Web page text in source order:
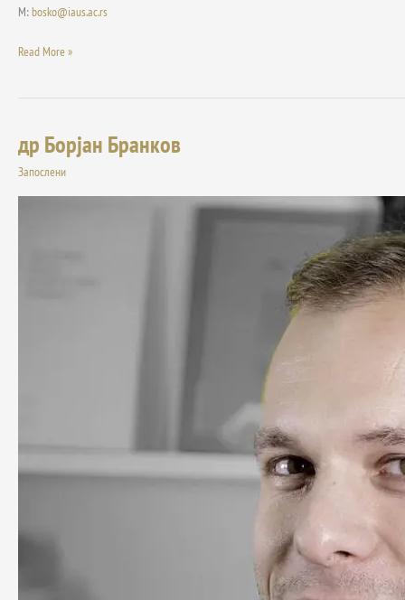
М:bosko@iaus.ac.rs
Read More »
др Борјан Бранков
Запослени
др
Борјан
Бранков